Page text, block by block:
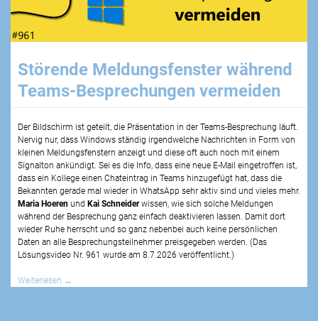
Störende Meldungsfenster während
Teams-Besprechungen vermeiden
Der Bildschirm ist geteilt, die Präsentation in der Teams-Besprechung läuft.
Nervig nur, dass Windows ständig irgendwelche Nachrichten in Form von
kleinen Meldungsfenstern anzeigt und diese oft auch noch mit einem
Signalton ankündigt. Sei es die Info, dass eine neue E-Mail eingetroffen ist,
dass ein Kollege einen Chateintrag in Teams hinzugefügt hat, dass die
Bekannten gerade mal wieder in WhatsApp sehr aktiv sind und vieles mehr.
Maria Hoeren und Kai Schneiderwissen, wie sich solche Meldungen
während der Besprechung ganz einfach deaktivieren lassen. Damit dort
wieder Ruhe herrscht und so ganz nebenbei auch keine persönlichen
Daten an alle Besprechungsteilnehmer preisgegeben werden. (Das
Lösungsvideo Nr. 961 wurde am 8.7.2026 veröffentlicht.)
Weiterlesen →